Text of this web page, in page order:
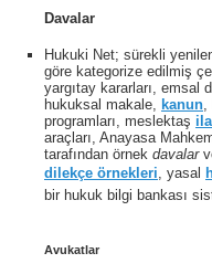
Davalar
Hukuki Net; sürekli
göre kategorize edilmiş
yargıtay kararları, emsal
hukuksal makale, kanun
programları, meslektaş
araçları, Anayasa
tarafından örnek davalar
dilekçe örnekleri , yasal
bir hukuk bilgi bankası
Avukatlar